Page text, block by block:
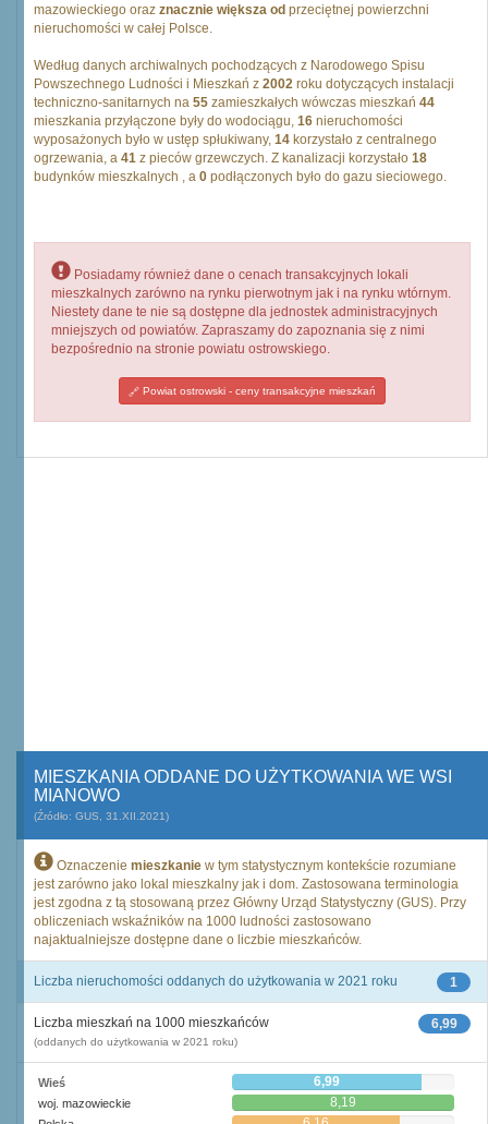
mazowieckiego oraz znacznie większa od przeciętnej powierzchni
nieruchomości w całej Polsce.
Według danych archiwalnych pochodzących z Narodowego Spisu
Powszechnego Ludności i Mieszkań z 2002 roku dotyczących instalacji
techniczno-sanitarnych na 55 zamieszkałych wówczas mieszkań 44
mieszkania przyłączone były do wodociągu, 16 nieruchomości
wyposażonych było w ustęp spłukiwany, 14 korzystało z centralnego
ogrzewania, a 41 z pieców grzewczych. Z kanalizacji korzystało 18
budynków mieszkalnych , a 0 podłączonych było do gazu sieciowego.
Posiadamy również dane o cenach transakcyjnych lokali
mieszkalnych zarówno na rynku pierwotnym jak i na rynku wtórnym.
Niestety dane te nie są dostępne dla jednostek administracyjnych
mniejszych od powiatów. Zapraszamy do zapoznania się z nimi
bezpośrednio na stronie powiatu ostrowskiego.
Powiat ostrowski - ceny transakcyjne mieszkań
MIESZKANIA ODDANE DO UŻYTKOWANIA WE WSI
MIANOWO
(Źródło: GUS, 31.XII.2021)
Oznaczenie mieszkanie w tym statystycznym kontekście rozumiane
jest zarówno jako lokal mieszkalny jak i dom. Zastosowana terminologia
jest zgodna z tą stosowaną przez Główny Urząd Statystyczny (GUS). Przy
obliczeniach wskaźników na 1000 ludności zastosowano
najaktualniejsze dostępne dane o liczbie mieszkańców.
1
Liczba nieruchomości oddanych do użytkowania w 2021 roku
6,99
Liczba mieszkań na 1000 mieszkańców
(oddanych do użytkowania w 2021 roku)
Wieś 6,99
woj. mazowieckie 8,19